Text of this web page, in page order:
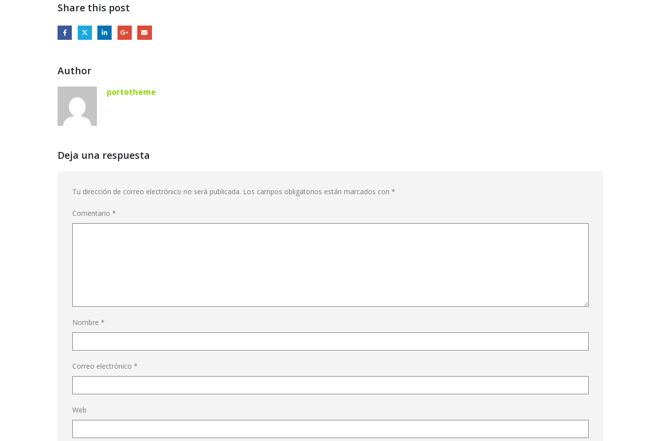
Share this post
Author
portotheme
Deja una respuesta
Tu dirección de correo electrónico no será publicada. Los campos obligatorios están marcados con *
Comentario *
Nombre *
Correo electrónico *
Web